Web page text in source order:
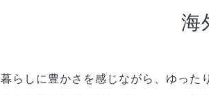
海
暮らしに豊かさを感じながら、ゆった